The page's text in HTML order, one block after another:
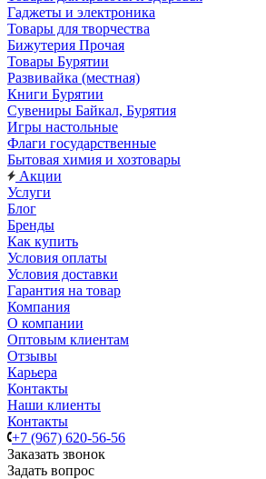
Гаджеты и электроника
Товары для творчества
Бижутерия Прочая
Товары Бурятии
Развивайка (местная)
Книги Бурятии
Сувениры Байкал, Бурятия
Игры настольные
Флаги государственные
Бытовая химия и хозтовары
Акции
Услуги
Блог
Бренды
Как купить
Условия оплаты
Условия доставки
Гарантия на товар
Компания
О компании
Оптовым клиентам
Отзывы
Карьера
Контакты
Наши клиенты
Контакты
+7 (967) 620-56-56
Заказать звонок
Задать вопрос